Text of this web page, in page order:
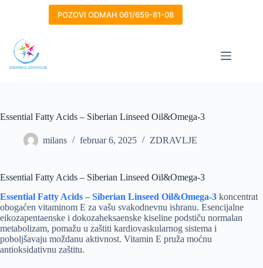
POZOVI ODMAH 061/659-81-08
Essential Fatty Acids – Siberian Linseed Oil&Omega-3
milans februar 6, 2025 ZDRAVLJE
Essential Fatty Acids – Siberian Linseed Oil&Omega-3
Essential Fatty Acids – Siberian Linseed Oil&Omega-3 koncentrat
obogaćen vitaminom E za vašu svakodnevnu ishranu. Esencijalne
eikozapentaenske i dokozaheksaenske kiseline podstiču normalan
metabolizam, pomažu u zaštiti kardiovaskularnog sistema i
poboljšavaju moždanu aktivnost. Vitamin E pruža moćnu
antioksidativnu zaštitu.